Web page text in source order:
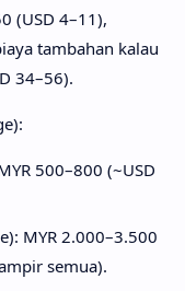
(USD 4–11),
tambahan kalau
34–56).
500–800 (~USD
MYR 2.000–3.500
semua).